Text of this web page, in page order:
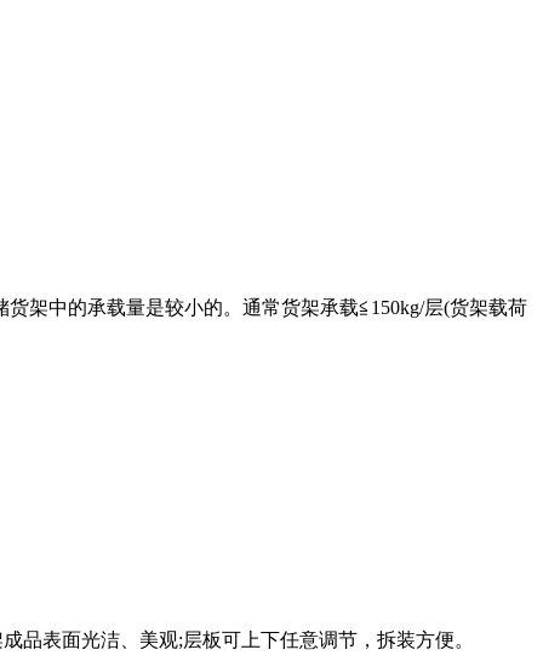
中的承载量是较小的。通常货架承载≦150kg/层(货架载荷
表面光洁、美观;层板可上下任意调节，拆装方便。